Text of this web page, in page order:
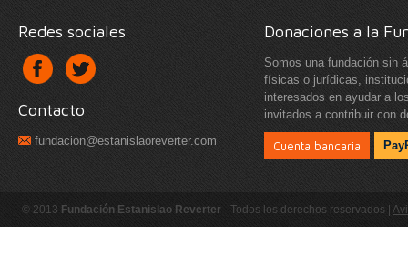
Redes sociales
Contacto
fundacion@estanislaoreverter.com
Donaciones a la
Somos una fundación sin
físicas o jurídicas,
interesados en ayudar a
invitados a contribuir con
Cuenta bancaria
© 2013 Fundación Estanislao Reverter - Todos los derechos reservados |